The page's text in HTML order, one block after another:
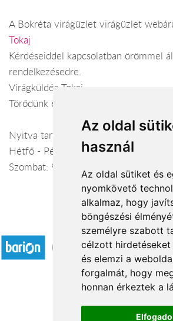
Az oldal
használ
Az oldal sütiket és
nyomkövető
alkalmaz, hogy
böngészési
személyre szabott
célzott hirdetéseket
és elemzi a
forgalmát, hogy
honnan érkeztek a
A Bokréta virágüzlet virágüzlet
Tokaj
Kérdéseiddel kapcsolatban örömmel
rendelkezésedre.
Virágküldés Tokaj
Törődünk egymással
Nyitva tartás:
Hétfő - Péntek: 9:00-18:00
Szombat: 9:00-13:00
Elfogadott fizetési
Á.SZ.F.